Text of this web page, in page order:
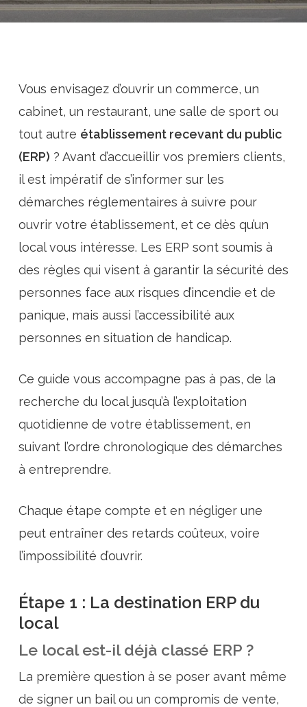
Vous envisagez d’ouvrir un commerce, un
cabinet, un restaurant, une salle de sport ou
tout autre établissement recevant du public
(ERP) ? Avant d’accueillir vos premiers clients,
il est impératif de s’informer sur les
démarches réglementaires à suivre pour
ouvrir votre établissement, et ce dès qu’un
local vous intéresse. Les ERP sont soumis à
des règles qui visent à garantir la sécurité des
personnes face aux risques d’incendie et de
panique, mais aussi l’accessibilité aux
personnes en situation de handicap.
Ce guide vous accompagne pas à pas, de la
recherche du local jusqu’à l’exploitation
quotidienne de votre établissement, en
suivant l’ordre chronologique des démarches
à entreprendre.
Chaque étape compte et en négliger une
peut entraîner des retards coûteux, voire
l’impossibilité d’ouvrir.
Étape 1 : La destination ERP du
local
Le local est-il déjà classé ERP ?
La première question à se poser avant même
de signer un bail ou un compromis de vente,